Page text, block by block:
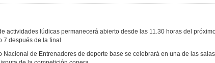
actividades lúdicas permanecerá abierto desde las 11.30 horas del
7 después de la final
Nacional de Entrenadores de deporte base se celebrará en una de las salas